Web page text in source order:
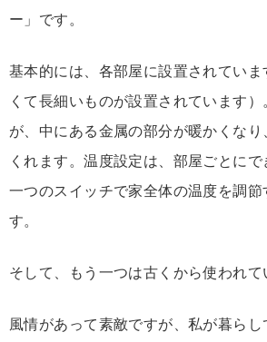
ー」です。
基本的には、各部屋に設置されてい
くて長細いものが設置されています
が、中にある金属の部分が暖かくな
くれます。温度設定は、部屋ごとにで
一つのスイッチで家全体の温度を調節
す。
そして、もう一つは古くから使われて
風情があって素敵ですが、私が暮らし